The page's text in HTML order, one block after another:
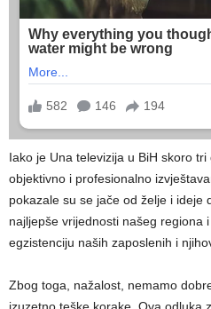
Iako je Una televizija u BiH skoro
objektivno i profesionalno
pokazale su se jače od želje i ideje
najljepše vrijednosti našeg regiona
egzistenciju naših zaposlenih i
Zbog toga, nažalost, nemamo